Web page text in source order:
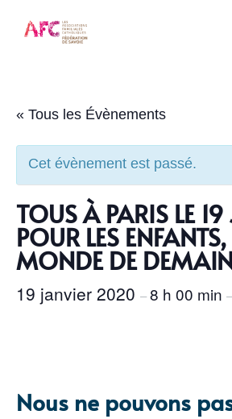
« Tous les Évènements
Cet évènement est passé.
TOUS À PARIS LE
POUR LES
MONDE DE
19 janvier 2020 –8 h 00 min –
Nous ne pouvons